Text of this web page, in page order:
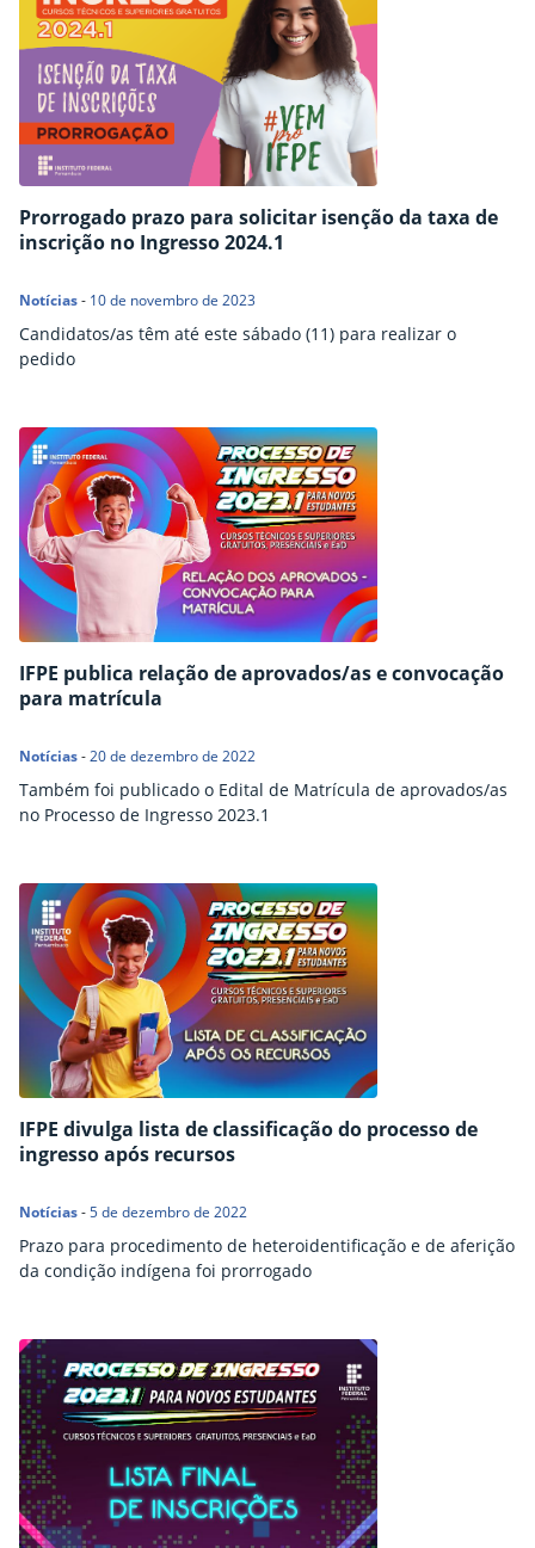
Prorrogado prazo para solicitar isenção da taxa de
inscrição no Ingresso 2024.1
Notícias- 10 de novembro de 2023
Candidatos/as têm até este sábado (11) para realizar o
pedido
IFPE publica relação de aprovados/as e convocação
para matrícula
Notícias-20 de dezembro de 2022
Também foi publicado o Edital de Matrícula de aprovados/as
no Processo de Ingresso 2023.1
IFPE divulga lista de classificação do processo de
ingresso após recursos
Notícias-5 de dezembro de 2022
Prazo para procedimento de heteroidentificação e de aferição
da condição indígena foi prorrogado